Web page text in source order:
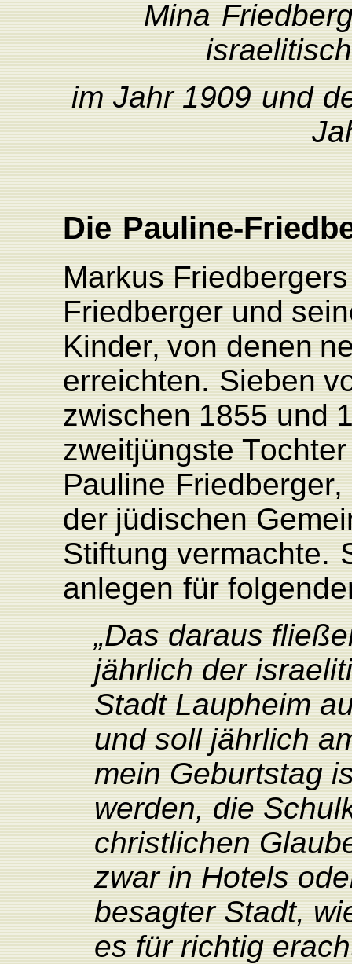
Mina F
im Jahr 1909 und
Die Pauline-
Markus Friedbergers
Friedberger und
Kinder, von denen
erreichten. Sieben
zwischen 1855 und
zweitjüngste Tochter
Pauline Friedberger,
der jüdischen
Stiftung vermachte.
anlegen für
„Das daraus
jährlich der
Stadt Laupheim
und soll jährlich
mein Geburtstag
werden, die
christlichen
zwar in Hotels
besagter Stadt,
es für richtig